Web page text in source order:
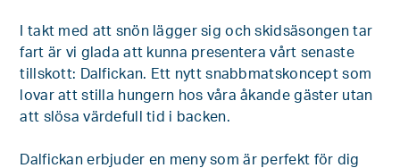
I takt med att snön lägger sig och skidsäsongen tar
fart är vi glada att kunna presentera vårt senaste
tillskott: Dalfickan. Ett nytt snabbmatskoncept som
lovar att stilla hungern hos våra åkande gäster utan
att slösa värdefull tid i backen.
Dalfickan erbjuder en meny som är perfekt för dig